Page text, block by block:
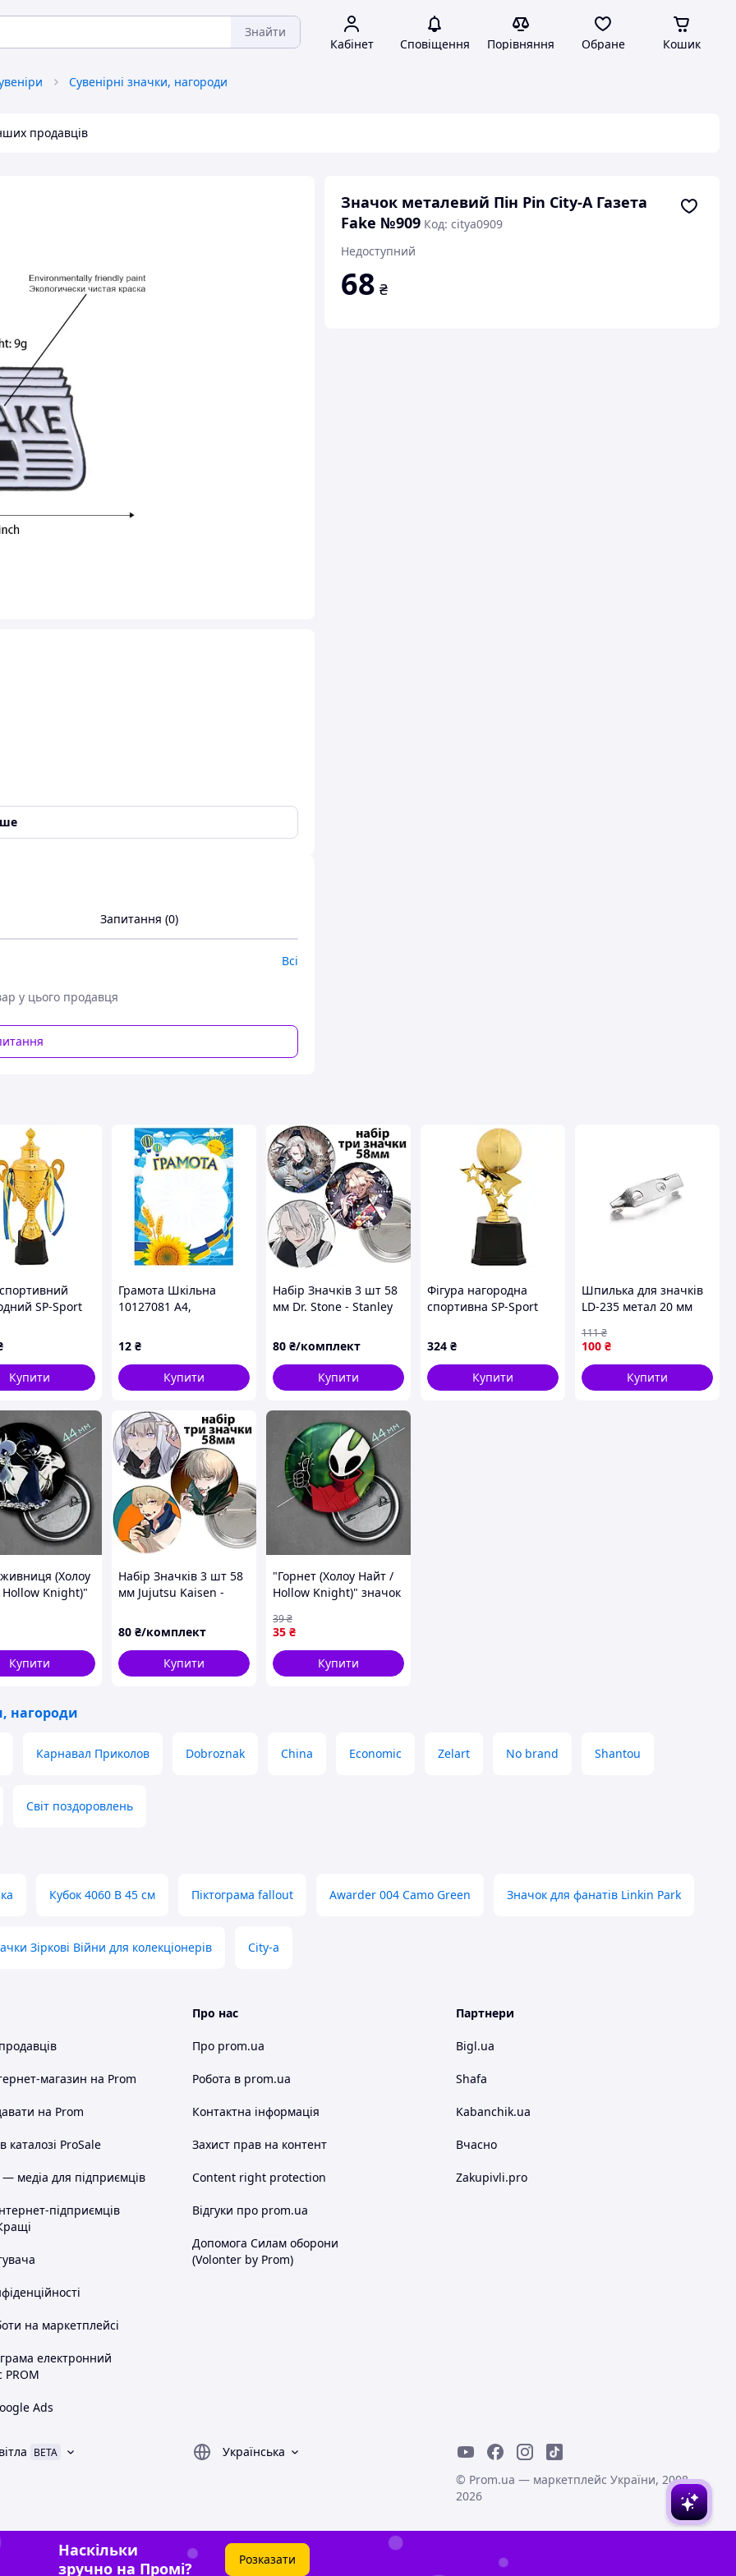
Знайти
Кабінет Сповіщення Порівняння Обране Кошик
Сувенірні значки, нагороди
продавців
Значок металевий Пін Pin City-A Газета
Fake №909 Код: citya0909
Недоступний
68 ₴
Корея
Запитання (0)
Всі
у цього продавця
SP-Sport
Купити
Грамота Шкільна
10127081 А4,
150 г/м2 матовий
12 ₴
Купити
Набір Значків 3 шт 58
мм Dr. Stone - Stanley
80 ₴/комплект
Купити
Фігура нагородна
спортивна SP-Sport
JZ2346D
324 ₴
Купити
Шпилька для значків
LD-235 метал 20 мм
100 ₴
111₴
Купити
(Холоу
Knight)"
Ø44 мм
Купити
Набір Значків 3 шт 58
мм Jujutsu Kaisen -
80 ₴/комплект
Купити
"Горнет (Холоу Найт /
Hollow Knight)" значок
Ø44 мм
35 ₴
39₴
Купити
нагороди
Карнавал Приколов Dobroznak China Economic Zelart No brand Shantou
Світ поздоровлень
Кубок 4060 В 45 см Піктограма fallout Awarder 004 Camo Green Значок для фанатів Linkin Park
Зіркові Війни для колекціонерів City-a
магазин на Prom
на Prom
каталозі ProSale
медіа для підприємців
підприємців
на маркетплейсі
електронний
PROM
Ads
Про нас
Про prom.ua
Робота в prom.ua
Контактна інформація
Захист прав на контент
Content right protection
Відгуки про prom.ua
Допомога Силам оборони
(Volonter by Prom)
Партнери
Bigl.ua
Shafa
Kabanchik.ua
Вчасно
Zakupivli.pro
BETA
Українська
© Prom.ua — маркетплейс України, 2008-
2026
Наскільки
зручно на Промі?
Розказати